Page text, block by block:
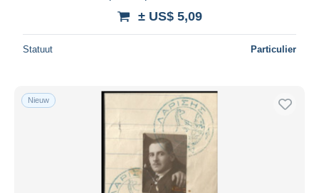
Woonplaats van de verkoper
Toepassen
± US$ 5,09
Statuut Particulier
Nieuw